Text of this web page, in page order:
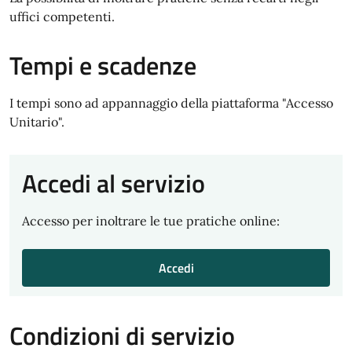
uffici competenti.
Tempi e scadenze
I tempi sono ad appannaggio della piattaforma "Accesso
Unitario".
Accedi al servizio
Accesso per inoltrare le tue pratiche online:
Accedi
Condizioni di servizio